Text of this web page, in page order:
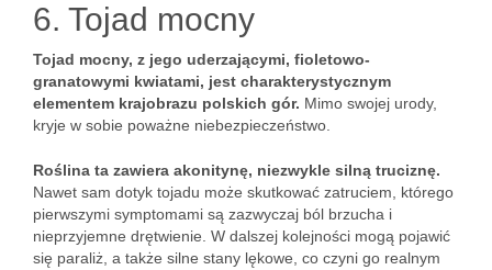
6. Tojad mocny
Tojad mocny, z jego uderzającymi, fioletowo-
granatowymi kwiatami, jest charakterystycznym
elementem krajobrazu polskich gór. Mimo swojej urody,
kryje w sobie poważne niebezpieczeństwo.
Roślina ta zawiera akonitynę, niezwykle silną truciznę.
Nawet sam dotyk tojadu może skutkować zatruciem, którego
pierwszymi symptomami są zazwyczaj ból brzucha i
nieprzyjemne drętwienie. W dalszej kolejności mogą pojawić
się paraliż, a także silne stany lękowe, co czyni go realnym